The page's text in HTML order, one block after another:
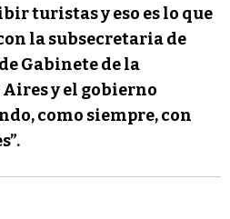
turistas y eso es lo que
la subsecretaria de
Gabinete de la
y el gobierno
como siempre, con